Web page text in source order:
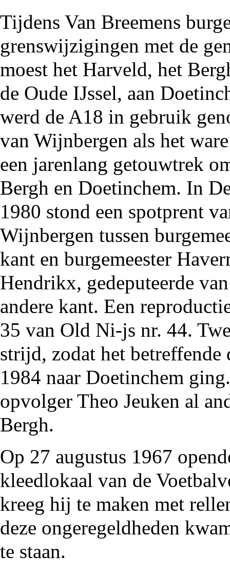
Tijdens Van Breemens
grenswijzigingen met de
moest het Harveld, het
de Oude IJssel, aan
werd de A18 in gebruik
van Wijnbergen als het
een jarenlang getouwtrek
Bergh en Doetinchem. In
1980 stond een spotprent
Wijnbergen tussen
kant en burgemeester
Hendrikx, gedeputeerde
andere kant. Een
35 van Old Ni-js nr. 44.
strijd, zodat het
1984 naar Doetinchem
opvolger Theo Jeuken al
Bergh.
Op 27 augustus 1967
kleedlokaal van de
kreeg hij te maken met
deze ongeregeldheden
te staan.